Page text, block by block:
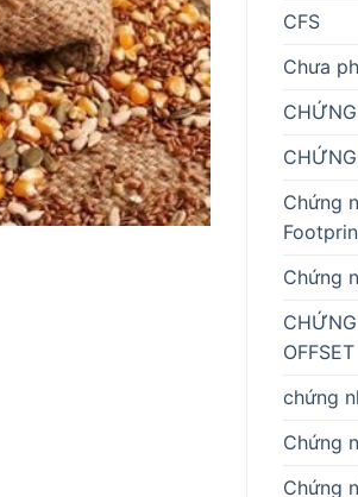
CFS
Chưa
Chứng
Chứng
OFFSET
chứng
Chứng
Chứng